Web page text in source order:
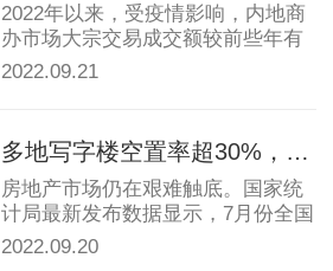
2022年以来，受疫情影响，内地商
办市场大宗交易成交额较前些年有
比较明显的下滑。...
2022.09.21
多地写字楼空置率超30%，下半年商办市场如何恢复？
房地产市场仍在艰难触底。国家统
计局最新发布数据显示，7月份全国
房地产开发投资同比...
2022.09.20